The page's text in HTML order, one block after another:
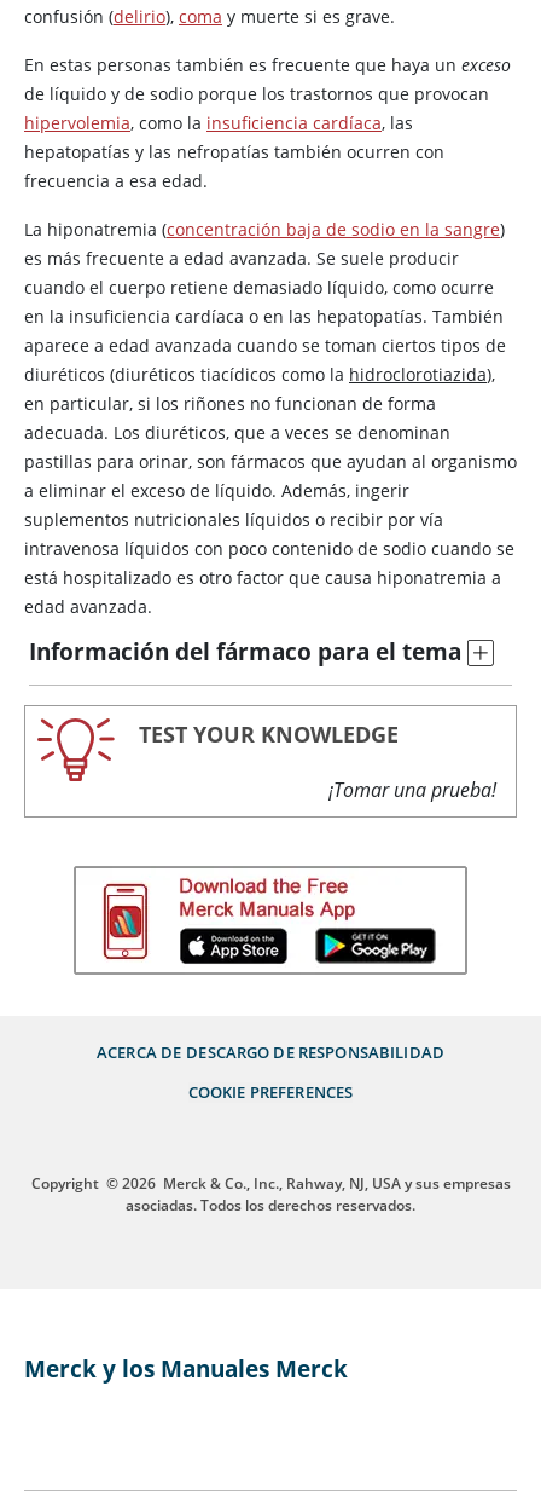
confusión (delirio), coma y muerte si es grave.
En estas personas también es frecuente que haya un exceso
de líquido y de sodio porque los trastornos que provocan
hipervolemia, como la insuficiencia cardíaca, las
hepatopatías y las nefropatías también ocurren con
frecuencia a esa edad.
La hiponatremia (concentración baja de sodio en la sangre)
es más frecuente a edad avanzada. Se suele producir
cuando el cuerpo retiene demasiado líquido, como ocurre
en la insuficiencia cardíaca o en las hepatopatías. También
aparece a edad avanzada cuando se toman ciertos tipos de
diuréticos (diuréticos tiacídicos como la hidroclorotiazida),
en particular, si los riñones no funcionan de forma
adecuada. Los diuréticos, que a veces se denominan
pastillas para orinar, son fármacos que ayudan al organismo
a eliminar el exceso de líquido. Además, ingerir
suplementos nutricionales líquidos o recibir por vía
intravenosa líquidos con poco contenido de sodio cuando se
está hospitalizado es otro factor que causa hiponatremia a
edad avanzada.
Información del fármaco para el tema
TEST YOUR KNOWLEDGE
¡Tomar una prueba!
ACERCA DE DESCARGO DE RESPONSABILIDAD
COOKIE PREFERENCES
Copyright © 2026 Merck & Co., Inc., Rahway, NJ, USA y sus empresas
asociadas. Todos los derechos reservados.
Merck y los Manuales Merck